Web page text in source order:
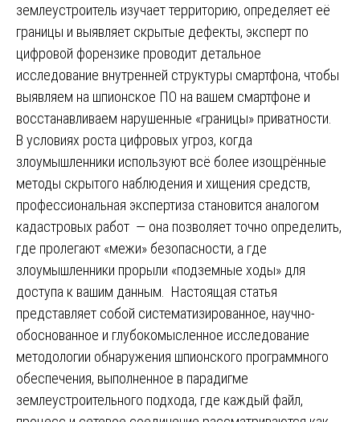
землеустроитель изучает территорию, определяет её
границы и выявляет скрытые дефекты, эксперт по
цифровой форензике проводит детальное
исследование внутренней структуры смартфона, чтобы
выявляем на шпионское ПО на вашем смартфоне и
восстанавливаем нарушенные «границы» приватности.
В условиях роста цифровых угроз, когда
злоумышленники используют всё более изощрённые
методы скрытого наблюдения и хищения средств,
профессиональная экспертиза становится аналогом
кадастровых работ — она позволяет точно определить,
где пролегают «межи» безопасности, а где
злоумышленники прорыли «подземные ходы» для
доступа к вашим данным. Настоящая статья
представляет собой систематизированное, научно-
обоснованное и глубокомысленное исследование
методологии обнаружения шпионского программного
обеспечения, выполненное в парадигме
землеустроительного подхода, где каждый файл,